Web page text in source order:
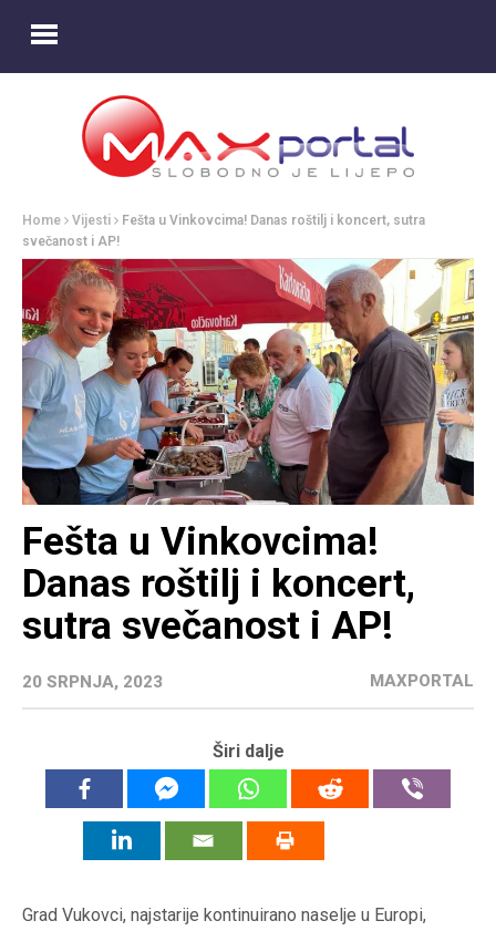
Home Vijesti
Fešta u Vinkovcima! Danas roštilj i koncert, sutra
svečanost i AP!
Fešta u Vinkovcima!
Danas roštilj i koncert,
sutra svečanost i AP!
20 SRPNJA, 2023 MAXPORTAL
Širi dalje
Grad Vukovci, najstarije kontinuirano naselje u Europi,